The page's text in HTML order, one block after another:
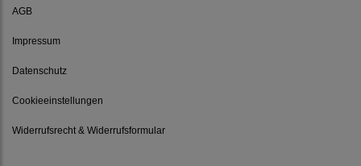
AGB
Impressum
Datenschutz
Cookieeinstellungen
Widerrufsrecht & Widerrufsformular